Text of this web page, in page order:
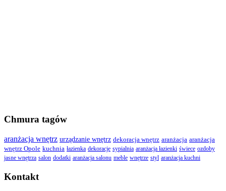
Chmura tagów
aranżacja wnętrz urządzanie wnętrz dekoracja wnętrz aranżacja aranżacja
wnętrz Opole kuchnia łazienka dekoracje sypialnia aranżacja łazienki świece ozdoby
jasne wnętrza salon dodatki aranżacja salonu meble wnętrze styl aranżacja kuchni
Kontakt